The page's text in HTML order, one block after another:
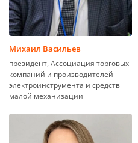
Михаил Васильев
президент, Ассоциация торговых
компаний и производителей
электроинструмента и средств
малой механизации